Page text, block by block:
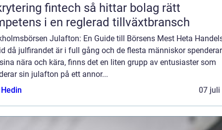
fintech så hittar bolag rätt
i en reglerad tillväxtbransch
Julafton: En Guide till Börsens Mest Heta
då julfirandet är i full gång och de flesta människor
nära och kära, finns det en liten grupp av entusiaster som
sin julafton på ett annor...
07 juli